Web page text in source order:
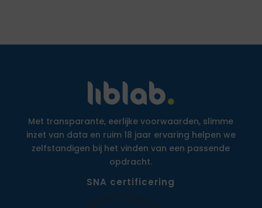
Met transparante, eerlijke voorwaarden, slimme
inzet van data en ruim 18 jaar ervaring helpen we
zelfstandigen bij het vinden van een passende
opdracht.
SNA certificering